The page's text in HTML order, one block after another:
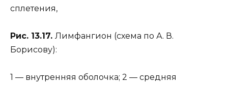
сплетения,
Рис. 13.17. Лимфангион (схема по А. В.
Борисову):
1 — внутренняя оболочка; 2 — средняя